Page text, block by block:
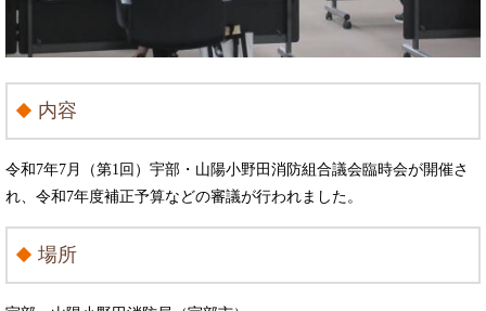
内容
令和7年7月（第1回）宇部・山陽小野田消防組合議会臨時会が開催さ
れ、令和7年度補正予算などの審議が行われました。
場所